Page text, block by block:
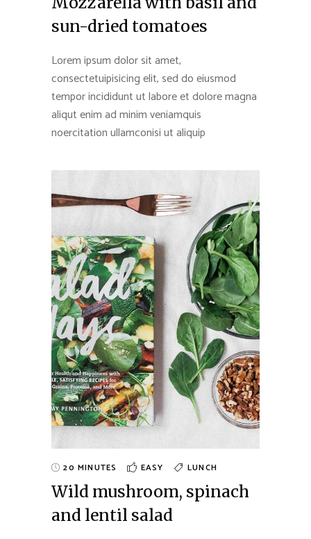
sun-dried tomatoes
Lorem ipsum dolor sit amet,
consectetuipisicing elit, sed do eiusmod
tempor incididunt ut labore et dolore magna
aliqut enim ad minim veniamquis
noercitation ullamconisi ut aliquip
20 MINUTES EASY LUNCH
Wild mushroom, spinach
and lentil salad